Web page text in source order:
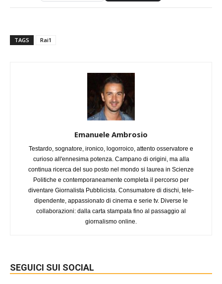
TAGS Rai1
Emanuele Ambrosio
Testardo, sognatore, ironico, logorroico, attento osservatore e
curioso all'ennesima potenza. Campano di origini, ma alla
continua ricerca del suo posto nel mondo si laurea in Scienze
Politiche e contemporaneamente completa il percorso per
diventare Giornalista Pubblicista. Consumatore di dischi, tele-
dipendente, appassionato di cinema e serie tv. Diverse le
collaborazioni: dalla carta stampata fino al passaggio al
giornalismo online.
SEGUICI SUI SOCIAL